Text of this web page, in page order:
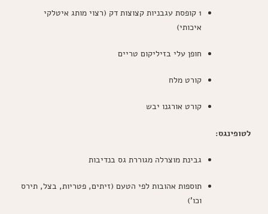
1 קופסת עגבניות קצוצות דק (רצוי מותג איטלקי
איכותי)
חופן עלי בזיליקום טריים
קורט מלח
קורט אורגנו יבש
לטופינגס:
גבינת מוצרלה מגוררת גס בנדיבות
תוספות אהובות לפי הטעם (זיתים, פטריות, בצל, תירס
וכו')